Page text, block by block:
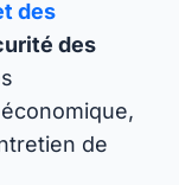
des
des
de